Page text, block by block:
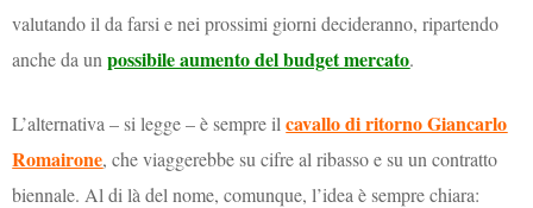
valutando il da farsi e nei prossimi giorni decideranno, ripartendo
anche da unpossibile aumento del budget mercato.
L’alternativa – si legge – è sempre ilcavallo di ritorno Giancarlo
Romairone, che viaggerebbe su cifre al ribasso e su un contratto
biennale. Al di là del nome, comunque, l’idea è sempre chiara: